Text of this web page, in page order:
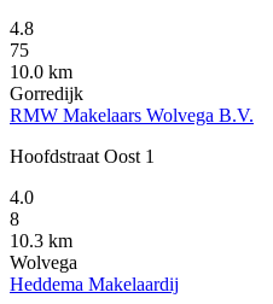
4.8
75
10.0 km
Gorredijk
RMW Makelaars Wolvega B.V.
Hoofdstraat Oost 1
4.0
8
10.3 km
Wolvega
Heddema Makelaardij